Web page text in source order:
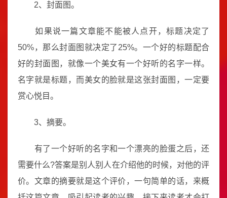
2、封面图。
如果说一篇文章能不能被人点开，标题决定了
50%，那么封面图就决定了25%。一个好的标题配合
好的封面图，就像一个美女有一个好听的名字一样。
名字就是标题，而美女的脸就是这张封面图，一定要
赏心悦目。
3、摘要。
有了一个好听的名字和一个漂亮的脸蛋之后，还
需要什么?答案是别人别人在介绍他的时候，对他的评
价。文章的摘要就是这个评价，一句简单的话，来概